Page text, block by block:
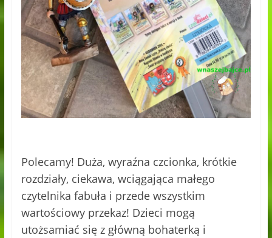
Polecamy! Duża, wyraźna czcionka, krótkie
rozdziały, ciekawa, wciągająca małego
czytelnika fabuła i przede wszystkim
wartościowy przekaz! Dzieci mogą
utożsamiać się z główną bohaterką i